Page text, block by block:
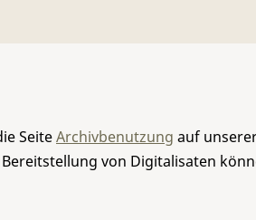
SeiteArchivbenutzung auf
von Digitalisaten